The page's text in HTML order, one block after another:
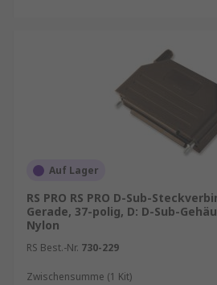
Auf Lager
RS PRO RS PRO D-Sub-
Gerade, 37-polig, D: D-Sub-
Nylon
RS Best.-Nr. 730-229
Zwischensumme (1 Kit)